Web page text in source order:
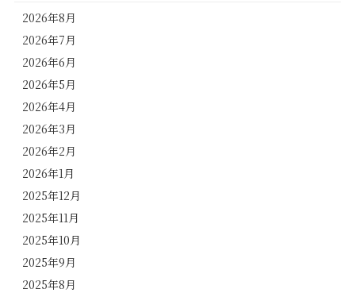
2026年8月
2026年7月
2026年6月
2026年5月
2026年4月
2026年3月
2026年2月
2026年1月
2025年12月
2025年11月
2025年10月
2025年9月
2025年8月